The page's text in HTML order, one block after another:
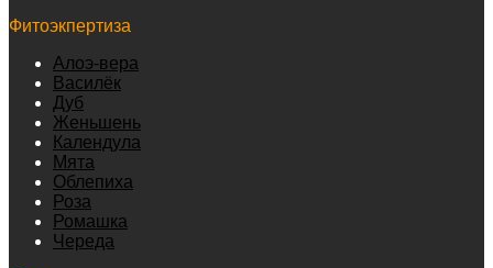
Фитоэкпертиза
Алоэ-вера
Василёк
Дуб
Женьшень
Календула
Мята
Облепиха
Роза
Ромашка
Череда